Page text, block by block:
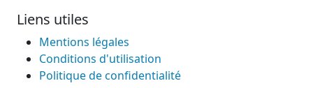
Liens utiles
Mentions légales
Conditions d'utilisation
Politique de confidentialité